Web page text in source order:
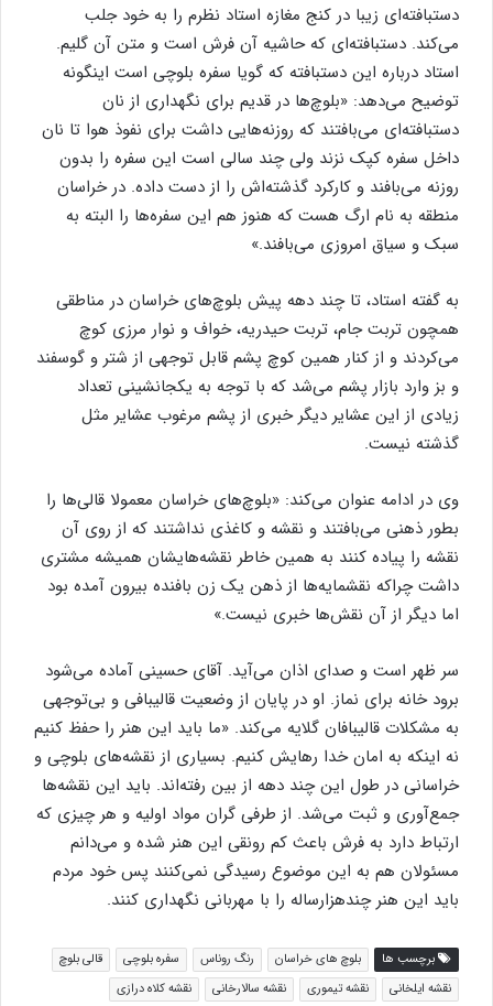
دستبافته‌ای زیبا در کنج مغازه استاد نظرم را به خود جلب
می‌کند. دستبافته‌ای که حاشیه آن فرش است و متن آن گلیم.
استاد درباره این دستبافته که گویا سفره بلوچی است اینگونه
توضیح می‌دهد: «بلوچ‌ها در قدیم برای نگهداری از نان
دستبافته‌ای می‌بافتند که روزنه‌هایی داشت برای نفوذ هوا تا نان
داخل سفره کپک نزند ولی چند سالی است این سفره را بدون
روزنه می‌بافند و کارکرد گذشته‌اش را از دست داده. در خراسان
منطقه به نام ارگ هست که هنوز هم این سفره‌ها را البته به
سبک و سیاق امروزی می‌بافند.»
به گفته استاد، تا چند دهه پیش بلوچ‌های خراسان در مناطقی
همچون تربت جام، تربت حیدریه، خواف و نوار مرزی کوچ
می‌کردند و از کنار همین کوچ پشم قابل توجهی از شتر و گوسفند
و بز وارد بازار پشم می‌شد که با توجه به یکجانشینی تعداد
زیادی از این عشایر دیگر خبری از پشم مرغوب عشایر مثل
گذشته نیست.
وی در ادامه عنوان می‌کند: «بلوچ‌های خراسان معمولا قالی‌ها را
بطور ذهنی ‌می‌بافتند و نقشه و کاغذی نداشتند که از روی آن
نقشه را پیاده کنند به همین خاطر نقشه‌هایشان همیشه مشتری
داشت چراکه نقشمایه‌ها از ذهن یک زن بافنده بیرون آمده بود
اما دیگر از آن نقش‌ها خبری نیست.»
سر ظهر است و صدای اذان می‌آید. آقای حسینی آماده می‌شود
برود خانه برای نماز. او در پایان از وضعیت قالیبافی و بی‌توجهی
به مشکلات قالیبافان گلایه می‌کند. «ما باید این هنر را حفظ کنیم
نه اینکه به امان خدا رهایش کنیم. بسیاری از نقشه‌های بلوچی و
خراسانی در طول این چند دهه از بین رفته‌اند. باید این نقشه‌ها
جمع‌آوری و ثبت می‌شد. از طرفی گران مواد اولیه و هر چیزی که
ارتباط دارد به فرش باعث کم رونقی این هنر شده و می‌دانم
مسئولان هم به این موضوع رسیدگی نمی‌کنند پس خود مردم
باید این هنر چندهزارساله را با مهربانی نگهداری کنند.
برچسب ها بلوچ های خراسان رنگ روناس سفره بلوچی
قالی بلوچ
نقشه ایلخانی
نقشه تیموری نقشه سالارخانی نقشه کلاه درازی